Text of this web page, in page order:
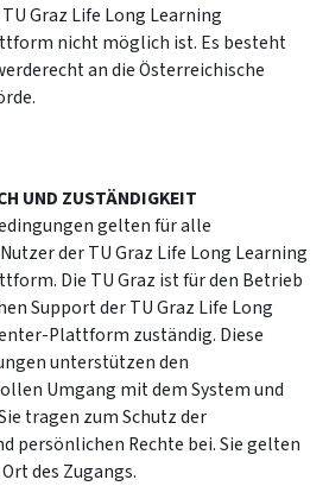
Graz Life Long Learning
nicht möglich ist. Es besteht
an die Österreichische
UND ZUSTÄNDIGKEIT
gelten für alle
der TU Graz Life Long Learning
Die TU Graz ist für den Betrieb
Support der TU Graz Life Long
Plattform zuständig. Diese
unterstützen den
Umgang mit dem System und
tragen zum Schutz der
persönlichen Rechte bei. Sie gelten
des Zugangs.